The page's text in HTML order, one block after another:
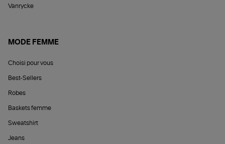
Vanrycke
MODE FEMME
Choisi pour vous
Best-Sellers
Robes
Baskets femme
Sweatshirt
Jeans